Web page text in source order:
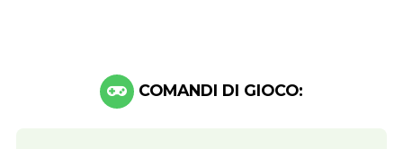
COMANDI DI GIOCO: